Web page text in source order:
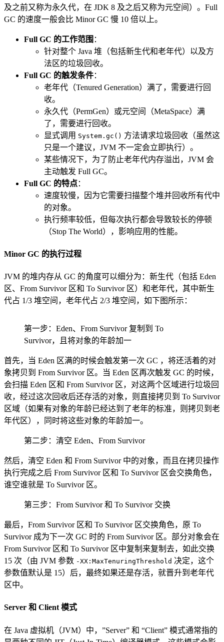
及之前又称为永久代，在 JDK 8 及之后又称为元空间）。Full
GC 的速度一般会比 Minor GC 慢 10 倍以上。
Full GC 的工作范围 ：
针对整个 Java 堆（包括新生代和老年代）以及方
法区的垃圾回收。
Full GC 的触发条件：
老年代（Tenured Generation）满了，需要进行回
收。
永久代（PermGen）或元空间（MetaSpace）满
了，需要进行回收。
显式调用 System.gc() 方法请求垃圾回收（虽然这
只是一个建议，JVM 不一定会立即执行）。
某些情况下，为了防止老年代内存溢出，JVM 会
主动触发 Full GC。
Full GC 的特点：
速度较慢，因为它需要扫描整个堆并回收所有代中
的对象。
执行频率较低，但每次执行都会导致较长的停顿
（Stop The World），影响应用的性能。
Minor GC 的执行过程
JVM 的堆内存从 GC 的角度可以细分为：新生代（包括 Eden
区、From Survivor 区和 To Survivor 区）和老年代，其中新生
代占 1/3 堆空间，老年代占 2/3 堆空间，如下图所示：
第一步：Eden、From Survivor 复制到 To
Survivor，且将对象的年龄加一
首先，当 Eden 区满的时候会触发第一次 GC ，将还活着的对
象拷贝到 From Survivor 区。当 Eden 区再次触发 GC 的时候，
会扫描 Eden 区和 From Survivor 区，对这两个区域进行垃圾回
收，经过这次回收后还存活的对象，则直接拷贝到 To Survivor
区域（如果有对象的年龄已经达到了老年的标准，则拷贝到老
年代区），同时将这些对象的年龄加一。
第二步：清空 Eden、From Survivor
然后，清空 Eden 和 From Survivor 中的对象，而且在拷贝操作
执行完成之后 From Survivor 区和 To Survivor 区会交换角色，
谁空谁就是 To Survivor 区。
第三步：From Survivor 和 To Survivor 交换
最后，From Survivor 区和 To Survivor 区交换角色，原 To
Survivor 成为下一次 GC 时的 From Survivor 区。部分对象会在
From Survivor 区和 To Survivor 区中复制来复制去，如此交换
15 次（由 JVM 参数 -XX:MaxTenuringThreshold 决定，这个
参数值默认是 15）后，最终如果还是存活，就晋升到老年代
区中。
Server 和 Client 模式
在 Java 虚拟机（JVM）中，”Server” 和 “Client” 模式通常指的